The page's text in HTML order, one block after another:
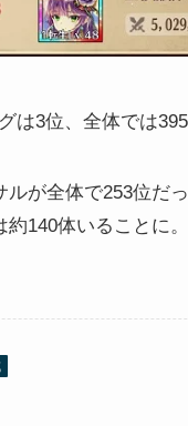
は3位、全体では395
ルが全体で253位だ
140体いることに。